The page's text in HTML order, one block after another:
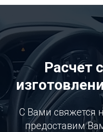
Расчет
С Вами свяжется
предоставим